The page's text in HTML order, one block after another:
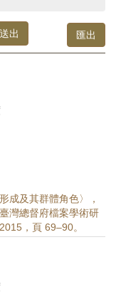
成及其群體角色〉，
灣總督府檔案學術研
，頁 69–90。